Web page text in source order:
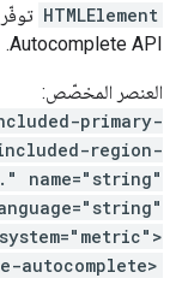
HTMLElement
Autocomplete API.
العنصر المخصّص:
primary-
region-
name="string"
autocomplete>